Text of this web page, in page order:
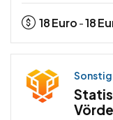
18Euro -18